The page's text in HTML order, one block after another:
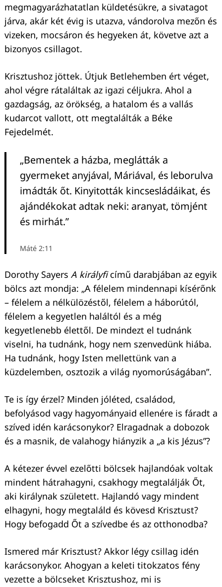
megmagyarázhatatlan küldetésükre, a sivatagot
járva, akár két évig is utazva, vándorolva mezőn és
vizeken, mocsáron és hegyeken át, követve azt a
bizonyos csillagot.
Krisztushoz jöttek. Útjuk Betlehemben ért véget,
ahol végre rátaláltak az igazi céljukra. Ahol a
gazdagság, az örökség, a hatalom és a vallás
kudarcot vallott, ott megtalálták a Béke
Fejedelmét.
„Bementek a házba, meglátták a
gyermeket anyjával, Máriával, és leborulva
imádták őt. Kinyitották kincsesládáikat, és
ajándékokat adtak neki: aranyat, tömjént
és mirhát.”
Máté 2:11
Dorothy Sayers A királyficímű darabjában az egyik
bölcs azt mondja: „A félelem mindennapi kísérőnk
– félelem a nélkülözéstől, félelem a háborútól,
félelem a kegyetlen haláltól és a még
kegyetlenebb élettől. De mindezt el tudnánk
viselni, ha tudnánk, hogy nem szenvedünk hiába.
Ha tudnánk, hogy Isten mellettünk van a
küzdelemben, osztozik a világ nyomorúságában”.
Te is így érzel? Minden jóléted, családod,
befolyásod vagy hagyományaid ellenére is fáradt a
szíved idén karácsonykor? Elragadnak a dobozok
és a masnik, de valahogy hiányzik a „a kis Jézus”?
A kétezer évvel ezelőtti bölcsek hajlandóak voltak
mindent hátrahagyni, csakhogy megtalálják Őt,
aki királynak született. Hajlandó vagy mindent
elhagyni, hogy megtaláld és kövesd Krisztust?
Hogy befogadd Őt a szívedbe és az otthonodba?
Ismered már Krisztust? Akkor légy csillag idén
karácsonykor. Ahogyan a keleti titokzatos fény
vezette a bölcseket Krisztushoz, mi is